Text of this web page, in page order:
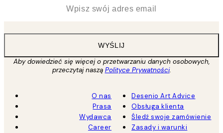
WYŚLIJ
Aby dowiedzieć się więcej o przetwarzaniu danych osobowych,
przeczytaj naszą Polityce Prywatności.
O nas
Prasa
Wydawca
Career
Desenio Art Advice
Obsługa klienta
Śledź swoje zamówienie
Zasady i warunki